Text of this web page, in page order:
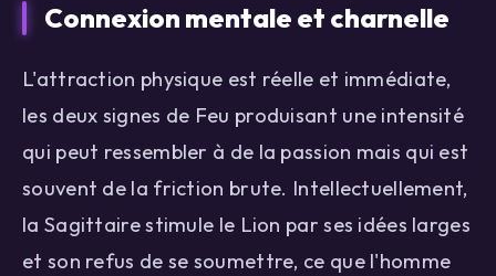
Connexion mentale et charnelle
L'attraction physique est réelle et immédiate,
les deux signes de Feu produisant une intensité
qui peut ressembler à de la passion mais qui est
souvent de la friction brute. Intellectuellement,
la Sagittaire stimule le Lion par ses idées larges
et son refus de se soumettre, ce que l'homme